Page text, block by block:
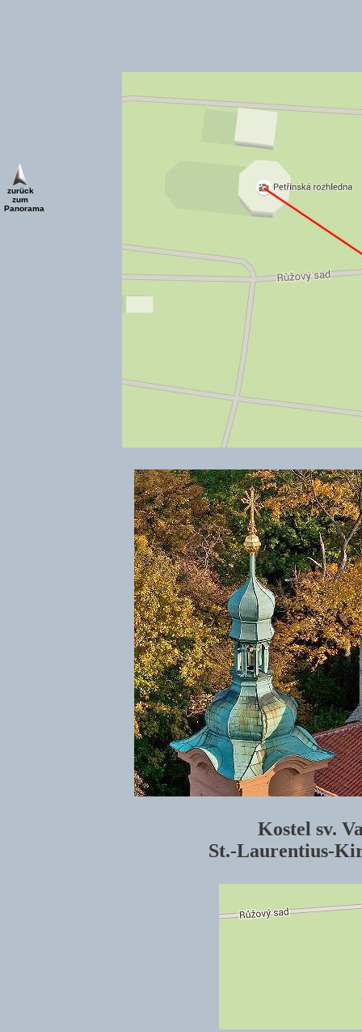
Kostel sv.
St.-Laurentius-
zurück
zum
Panorama